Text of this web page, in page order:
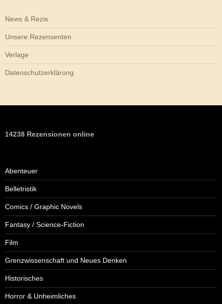
News & Rezis
Unsere Rezensenten
Verlage
Datenschutzerklärung
14238 Rezensionen online
Abenteuer
Belletristik
Comics / Graphic Novels
Fantasy / Science-Fiction
Film
Grenzwissenschaft und Neues Denken
Historisches
Horror & Unheimliches